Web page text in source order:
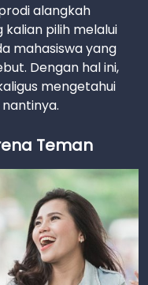
alangkah
kalian pilih melalui
mahasiswa yang
Dengan hal ini,
mengetahui
Teman